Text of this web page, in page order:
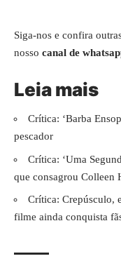
Siga-nos e confira
nosso canal de
Leia mais
Crítica: ‘Barba
pescador
Crítica: ‘Uma
que consagrou Colleen
Crítica: Crepúsculo,
filme ainda conquista